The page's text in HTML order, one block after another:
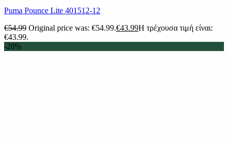
Puma Pounce Lite 401512-12
€54.99 Original price was: €54.99.€43.99Η τρέχουσα τιμή είναι:
€43.99.
-20%